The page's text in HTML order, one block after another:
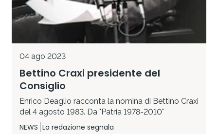
04 ago 2023
Bettino Craxi presidente del
Consiglio
Enrico Deaglio racconta la nomina di Bettino Craxi
del 4 agosto 1983. Da "Patria 1978-2010"
NEWS La redazione segnala